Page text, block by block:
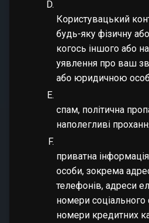
Користувацький
будь-яку фізичну
когось іншого або
уявлення про ваш
або юридичною
спам, політична
наполегливі
приватна
особи, зокрема
телефонів, адреси
номери соціального
номери кредитних